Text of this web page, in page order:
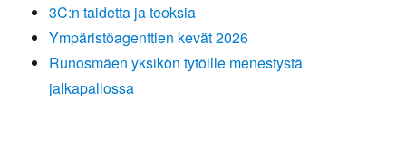
3C:n taidetta ja teoksia
Ympäristöagenttien kevät 2026
Runosmäen yksikön tytöille menestystä
jalkapallossa